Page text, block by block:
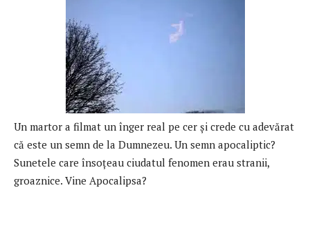
Un martor a filmat un înger real pe cer şi crede cu adevărat
că este un semn de la Dumnezeu. Un semn apocaliptic?
Sunetele care însoţeau ciudatul fenomen erau stranii,
groaznice. Vine Apocalipsa?